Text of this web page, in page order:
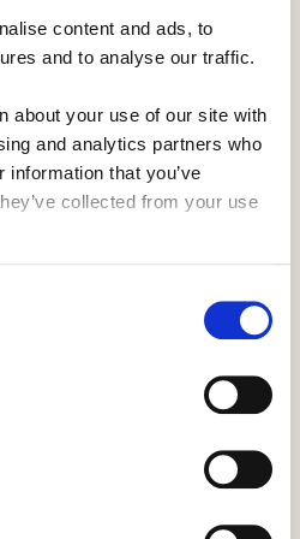
content and ads, to
and to analyse our traffic.
about your use of our site with
and analytics partners who
that you’ve
collected from your use
miesięcy w Ameryce,
się naprawdę
problem.
swoją wewnętrzną Sheryl
słonecznych.
witaminę D, letni
nie spalić – zabierz ze